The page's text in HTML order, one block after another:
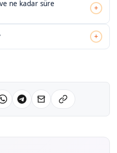
ne kadar süre
+
+